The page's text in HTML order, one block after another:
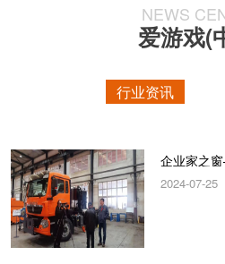
NEWS
爱游戏(
行业资讯
2024-07-25